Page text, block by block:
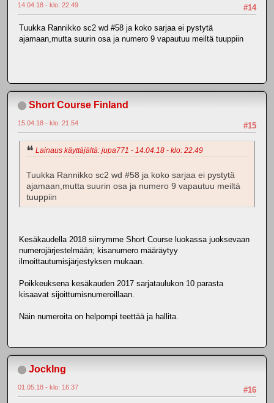
#14
14.04.18 - klo: 22.49
Tuukka Rannikko sc2 wd #58 ja koko sarjaa ei pystytä
ajamaan,mutta suurin osa ja numero 9 vapautuu meiltä tuuppiin
Short Course Finland
#15
15.04.18 - klo: 21.54
Lainaus käyttäjältä: jupa771 - 14.04.18 - klo: 22.49
Tuukka Rannikko sc2 wd #58 ja koko sarjaa ei pystytä
ajamaan,mutta suurin osa ja numero 9 vapautuu meiltä
tuuppiin
Kesäkaudella 2018 siirrymme Short Course luokassa juoksevaan
numerojärjestelmään; kisanumero määräytyy
ilmoittautumisjärjestyksen mukaan.
Poikkeuksena kesäkauden 2017 sarjataulukon 10 parasta
kisaavat sijoittumisnumeroillaan.
Näin numeroita on helpompi teettää ja hallita.
JockIng
#16
01.05.18 - klo: 16.37